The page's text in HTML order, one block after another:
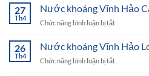
Nội
khoáng
Hảo
Thuận
27
Th4
Nước khoáng Vĩnh Hảo
Chức năng bình luận bị tắtở
khoáng
Hảo
26
Th4
Nước khoáng Vĩnh Hảo
Chức năng bình luận bị tắtở